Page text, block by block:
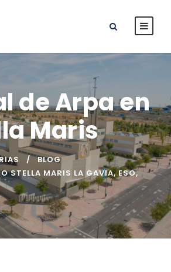
de Arpa en
Maris
BLOG
STELLA MARIS LA GAVIA, ESO,